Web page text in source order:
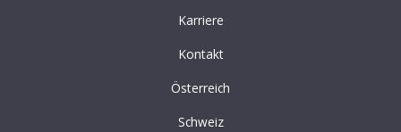
Karriere
Kontakt
Österreich
Schweiz